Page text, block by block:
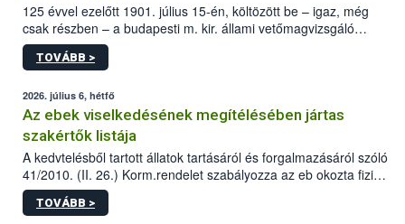
125 évvel ezelőtt 1901. július 15-én, költözött be – igaz, még
csak részben – a budapesti m. kir. állami vetőmagvizsgáló
állomás a Kis Rókus utca 15. szám alatti, Czigler Győző által
tervezett új épületébe.
TOVÁBB >
2026. július 6, hétfő
Az ebek viselkedésének megítélésében jártas
szakértők listája
A kedvtelésből tartott állatok tartásáról és forgalmazásáról szóló
41/2010. (II. 26.) Korm.rendelet szabályozza az eb okozta fizikai
sérülés, illetve ennek veszélye keletkezésekor felmerülő
hatósági feladatokat, valamint a veszélyes eb tartását és annak
TOVÁBB >